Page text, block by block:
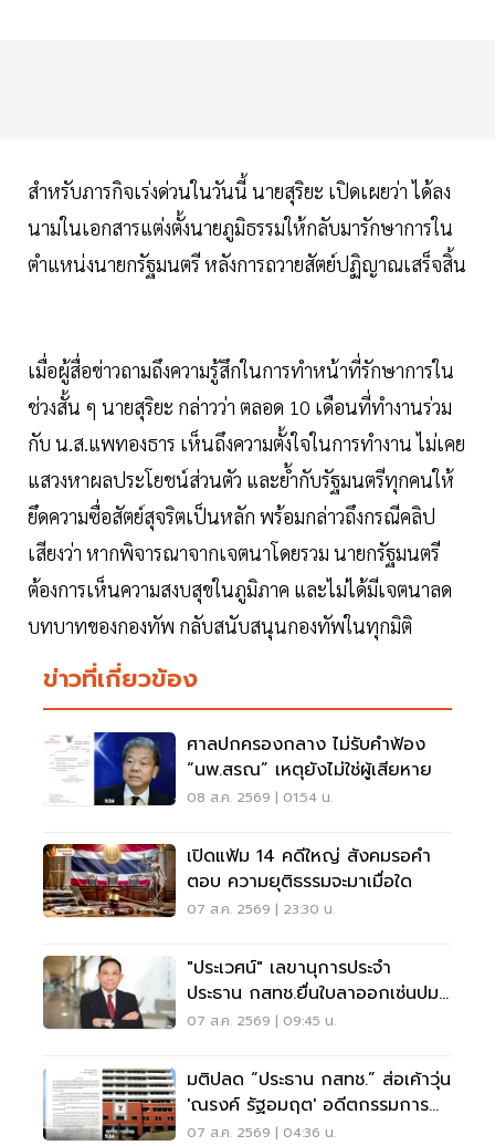
สำหรับภารกิจเร่งด่วนในวันนี้ นายสุริยะ เปิดเผยว่า ได้ลง
นามในเอกสารแต่งตั้งนายภูมิธรรมให้กลับมารักษาการใน
ตำแหน่งนายกรัฐมนตรี หลังการถวายสัตย์ปฏิญาณเสร็จสิ้น
เมื่อผู้สื่อข่าวถามถึงความรู้สึกในการทำหน้าที่รักษาการใน
ช่วงสั้น ๆ นายสุริยะ กล่าวว่า ตลอด 10 เดือนที่ทำงานร่วม
กับ น.ส.แพทองธาร เห็นถึงความตั้งใจในการทำงาน ไม่เคย
แสวงหาผลประโยชน์ส่วนตัว และย้ำกับรัฐมนตรีทุกคนให้
ยึดความซื่อสัตย์สุจริตเป็นหลัก พร้อมกล่าวถึงกรณีคลิป
เสียงว่า หากพิจารณาจากเจตนาโดยรวม นายกรัฐมนตรี
ต้องการเห็นความสงบสุขในภูมิภาค และไม่ได้มีเจตนาลด
บทบาทของกองทัพ กลับสนับสนุนกองทัพในทุกมิติ
ข่าวที่เกี่ยวข้อง
ศาลปกครองกลาง ไม่รับคำฟ้อง
“นพ.สรณ” เหตุยังไม่ใช่ผู้เสียหาย
08 ส.ค. 2569 | 01:54 น.
เปิดแฟ้ม 14 คดีใหญ่ สังคมรอคำ
ตอบ ความยุติธรรมจะมาเมื่อใด
07 ส.ค. 2569 | 23:30 น.
"ประเวศน์" เลขานุการประจำ
ประธาน กสทช.ยื่นใบลาออกเซ่นปม
คุณสมบัตินพ.สรณ
07 ส.ค. 2569 | 09:45 น.
มติปลด “ประธาน กสทช.” ส่อเค้าวุ่น
'ณรงค์ รัฐอมฤต' อดีตกรรมการ
สรรหาโต้ข้อวินิจฉัย
07 ส.ค. 2569 | 04:36 น.